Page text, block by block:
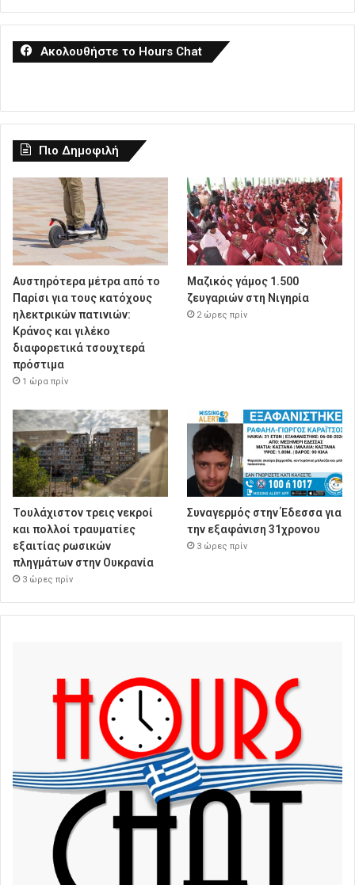
Ακολουθήστε το Hours Chat
Πιο Δημοφιλή
Αυστηρότερα μέτρα από το
Παρίσι για τους κατόχους
ηλεκτρικών πατινιών:
Κράνος και γιλέκο
διαφορετικά τσουχτερά
πρόστιμα
1 ώρα πρίν
Μαζικός γάμος 1.500
ζευγαριών στη Νιγηρία
2 ώρες πρίν
Τουλάχιστον τρεις νεκροί
και πολλοί τραυματίες
εξαιτίας ρωσικών
πληγμάτων στην Ουκρανία
3 ώρες πρίν
Συναγερμός στην Έδεσσα για
την εξαφάνιση 31χρονου
3 ώρες πρίν